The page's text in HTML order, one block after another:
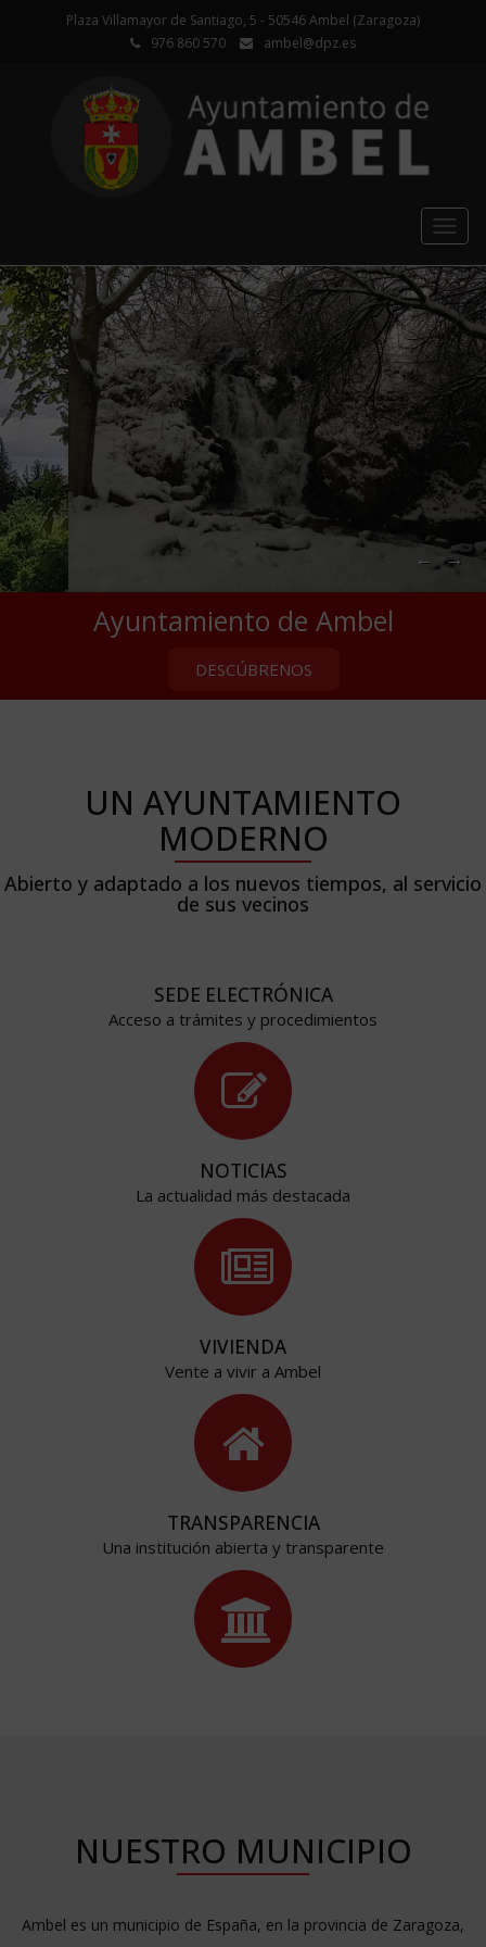
Plaza Villamayor de Santiago, 5 - 50546 Ambel (Zaragoza)
976 860 570
ambel@dpz.es
← →
Ayuntamiento de Ambel
DESCÚBRENOS
UN AYUNTAMIENTO
MODERNO
Abierto y adaptado a los nuevos tiempos, al servicio
de sus vecinos
SEDE ELECTRÓNICA
Acceso a trámites y procedimientos
NOTICIAS
La actualidad más destacada
VIVIENDA
Vente a vivir a Ambel
TRANSPARENCIA
Una institución abierta y transparente
NUESTRO MUNICIPIO
Ambel es un municipio de España, en la provincia de Zaragoza,